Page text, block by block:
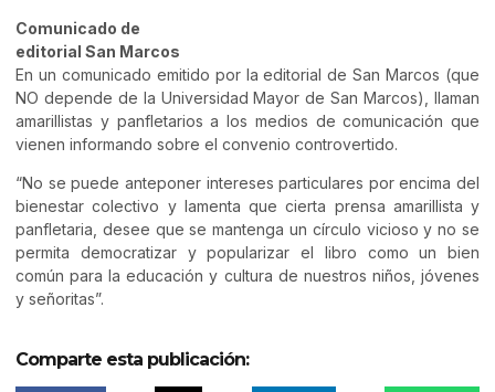
Comunicado de
editorial San Marcos
En un comunicado emitido por la editorial de San Marcos (que
NO depende de la Universidad Mayor de San Marcos), llaman
amarillistas y panfletarios a los medios de comunicación que
vienen informando sobre el convenio controvertido.
“No se puede anteponer intereses particulares por encima del
bienestar colectivo y lamenta que cierta prensa amarillista y
panfletaria, desee que se mantenga un círculo vicioso y no se
permita democratizar y popularizar el libro como un bien
común para la educación y cultura de nuestros niños, jóvenes
y señoritas”.
Comparte esta publicación: